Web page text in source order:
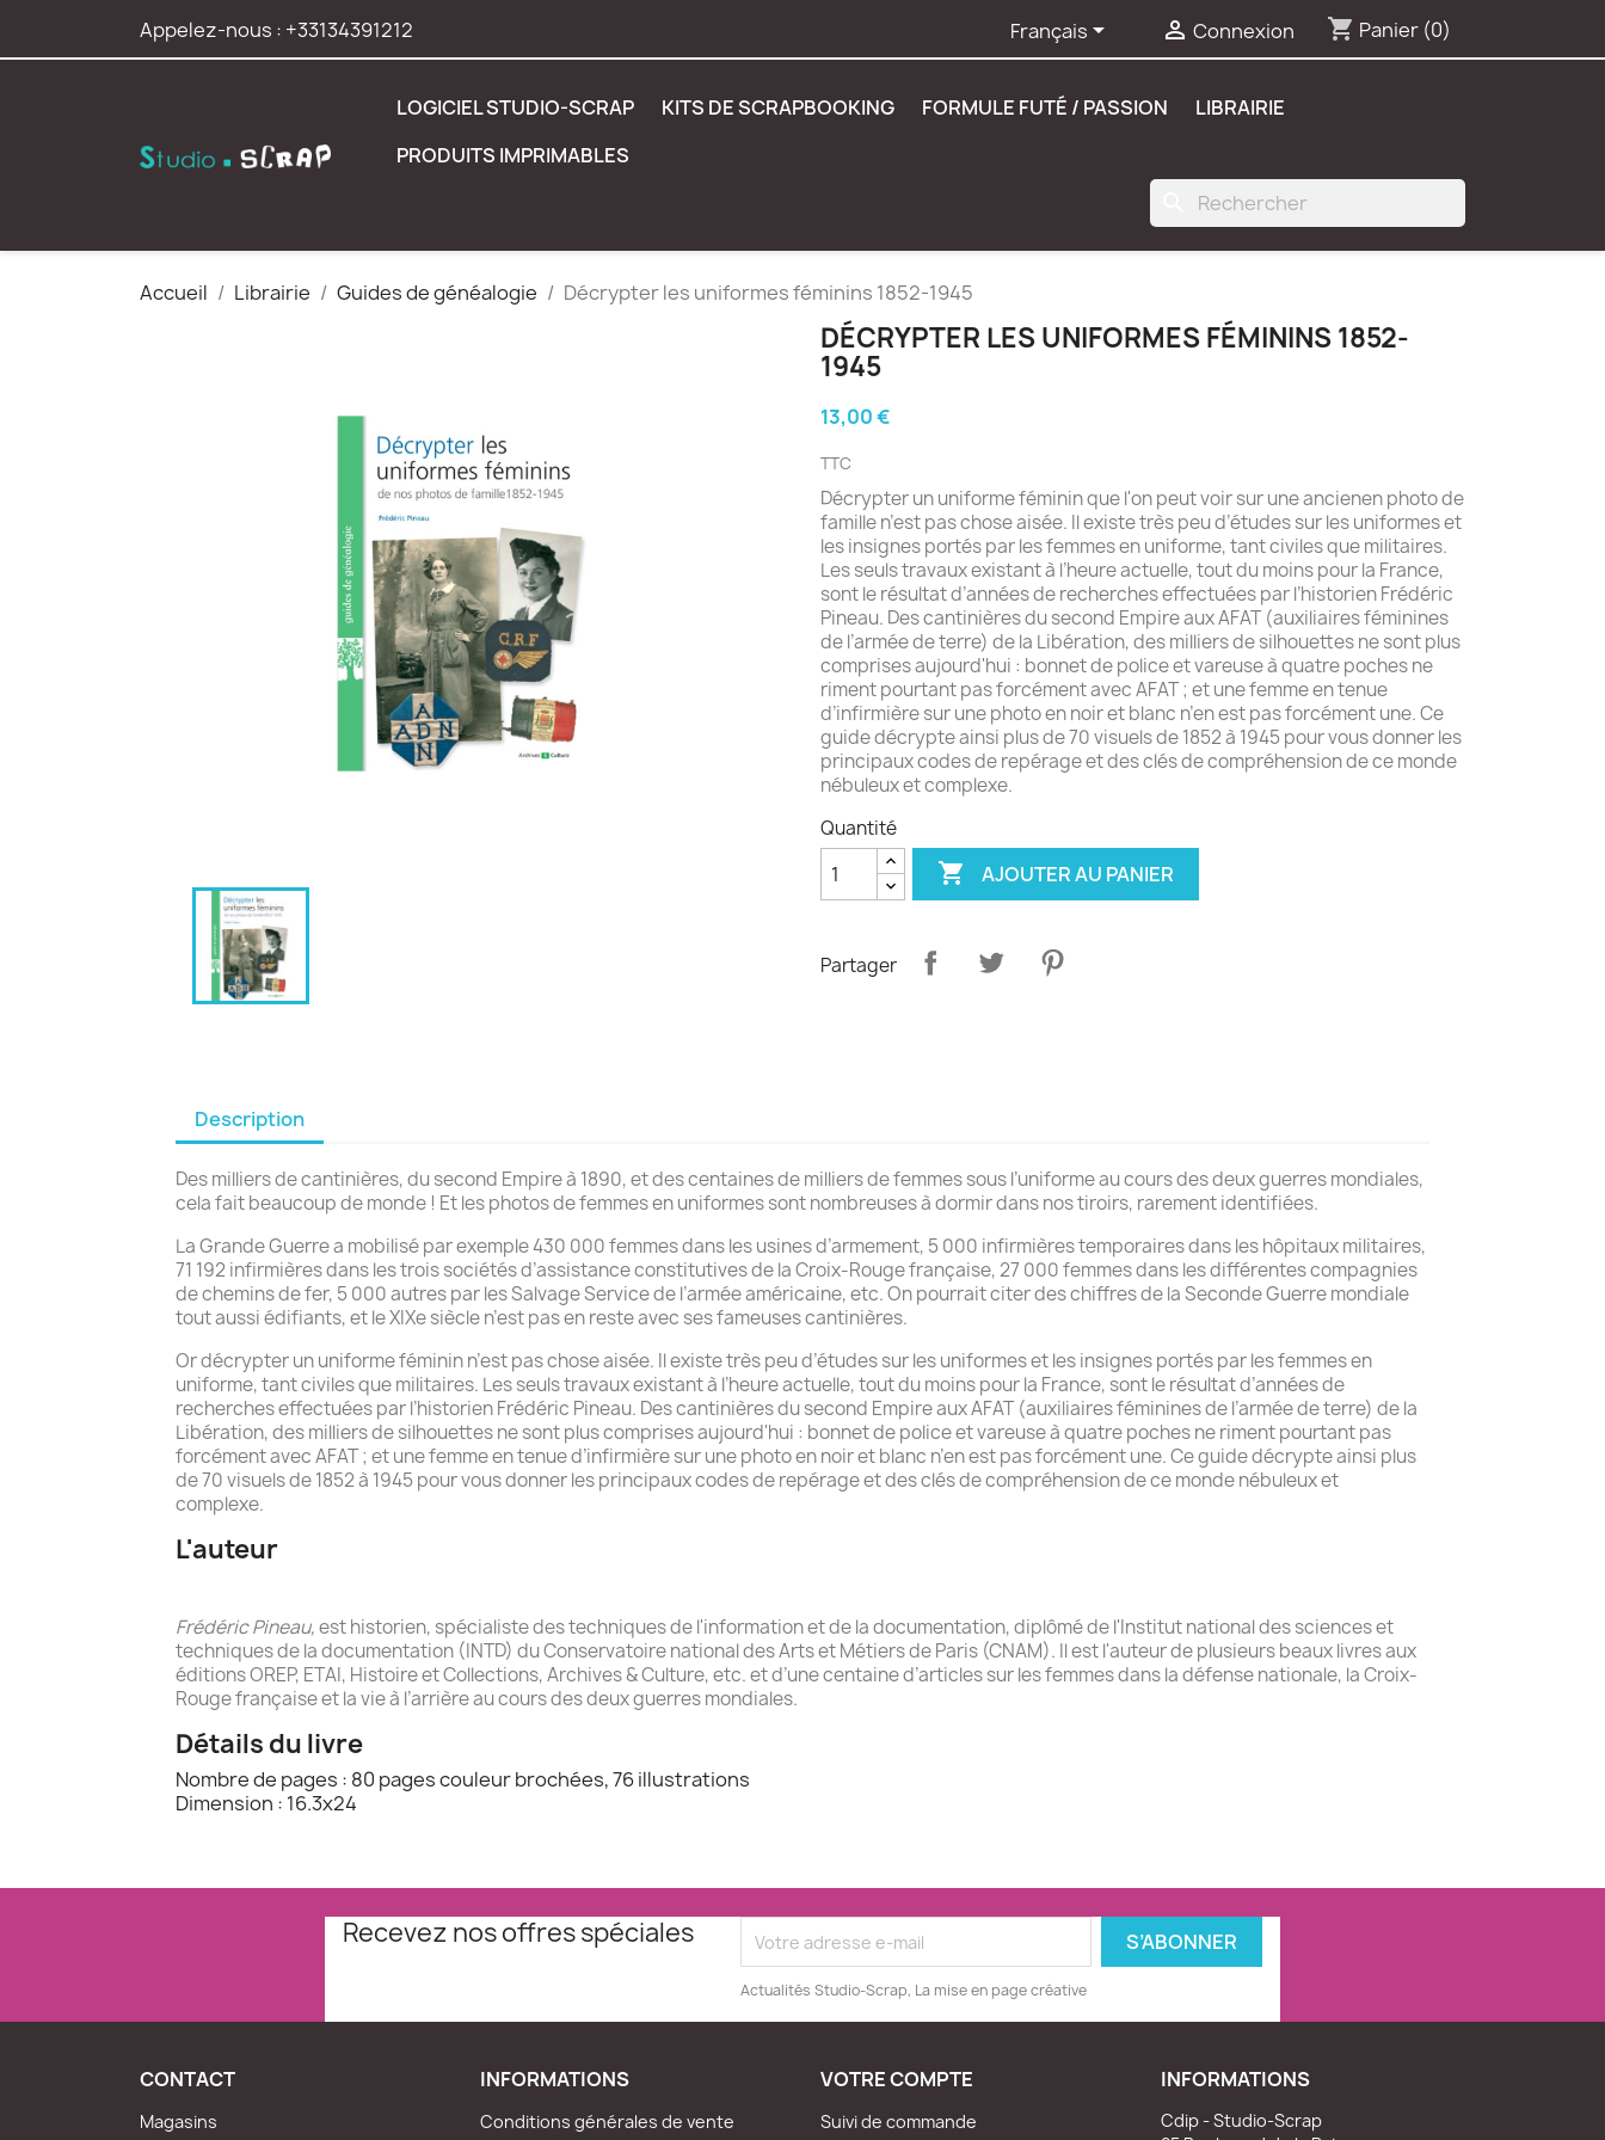
Appelez-nous : +33134391212 Français  Connexion shopping_cart Panier (0)
LOGICIEL STUDIO-SCRAP KITS DE SCRAPBOOKING FORMULE FUTÉ / PASSION
LIBRAIRIE
PRODUITS IMPRIMABLES
Accueil Librairie Guides de généalogie Décrypter les uniformes féminins 1852-1945
DÉCRYPTER LES UNIFORMES FÉMININS 1852-
1945
13,00 €
TTC
Décrypter un uniforme féminin que l'on peut voir sur une ancienen photo de
famille n’est pas chose aisée. Il existe très peu d’études sur les uniformes et
les insignes portés par les femmes en uniforme, tant civiles que militaires.
Les seuls travaux existant à l’heure actuelle, tout du moins pour la France,
sont le résultat d’années de recherches effectuées par l’historien Frédéric
Pineau. Des cantinières du second Empire aux AFAT (auxiliaires féminines
de l’armée de terre) de la Libération, des milliers de silhouettes ne sont plus
comprises aujourd'hui : bonnet de police et vareuse à quatre poches ne
riment pourtant pas forcément avec AFAT ; et une femme en tenue
d’infirmière sur une photo en noir et blanc n’en est pas forcément une. Ce
guide décrypte ainsi plus de 70 visuels de 1852 à 1945 pour vous donner les
principaux codes de repérage et des clés de compréhension de ce monde
nébuleux et complexe.
Quantité
 AJOUTER AU PANIER
Partager
Description
Des milliers de cantinières, du second Empire à 1890, et des centaines de milliers de femmes sous l’uniforme au cours des deux guerres mondiales,
cela fait beaucoup de monde ! Et les photos de femmes en uniformes sont nombreuses à dormir dans nos tiroirs, rarement identifiées.
La Grande Guerre a mobilisé par exemple 430 000 femmes dans les usines d’armement, 5 000 infirmières temporaires dans les hôpitaux militaires,
71 192 infirmières dans les trois sociétés d’assistance constitutives de la Croix-Rouge française, 27 000 femmes dans les différentes compagnies
de chemins de fer, 5 000 autres par les Salvage Service de l’armée américaine, etc. On pourrait citer des chiffres de la Seconde Guerre mondiale
tout aussi édifiants, et le XIXe siècle n’est pas en reste avec ses fameuses cantinières.
Or décrypter un uniforme féminin n’est pas chose aisée. Il existe très peu d’études sur les uniformes et les insignes portés par les femmes en
uniforme, tant civiles que militaires. Les seuls travaux existant à l’heure actuelle, tout du moins pour la France, sont le résultat d’années de
recherches effectuées par l’historien Frédéric Pineau. Des cantinières du second Empire aux AFAT (auxiliaires féminines de l’armée de terre) de la
Libération, des milliers de silhouettes ne sont plus comprises aujourd'hui : bonnet de police et vareuse à quatre poches ne riment pourtant pas
forcément avec AFAT ; et une femme en tenue d’infirmière sur une photo en noir et blanc n’en est pas forcément une. Ce guide décrypte ainsi plus
de 70 visuels de 1852 à 1945 pour vous donner les principaux codes de repérage et des clés de compréhension de ce monde nébuleux et
complexe.
L'auteur
Frédéric Pineau,est historien, spécialiste des techniques de l'information et de la documentation, diplômé de l'Institut national des sciences et
techniques de la documentation (INTD) du Conservatoire national des Arts et Métiers de Paris (CNAM). Il est l'auteur de plusieurs beaux livres aux
éditions OREP, ETAI, Histoire et Collections, Archives & Culture, etc. et d’une centaine d’articles sur les femmes dans la défense nationale, la Croix-
Rouge française et la vie à l’arrière au cours des deux guerres mondiales.
Détails du livre
Nombre de pages : 80 pages couleur brochées, 76 illustrations
Dimension : 16.3x24
Recevez nos offres spéciales
Actualités Studio-Scrap, La mise en page créative
CONTACT
Magasins
INFORMATIONS
Conditions générales de vente
VOTRE COMPTE
Suivi de commande
INFORMATIONS
Cdip - Studio-Scrap